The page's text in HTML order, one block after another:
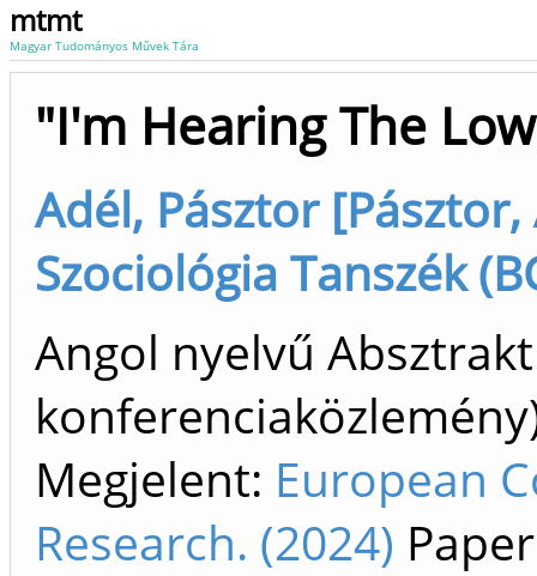
mtmt
Magyar Tudományos Művek Tára
"I'm Hearing The
Adél, Pásztor
Szociológia Tanszék
Angol nyelvű
Megjelent: European
Research. (2024)